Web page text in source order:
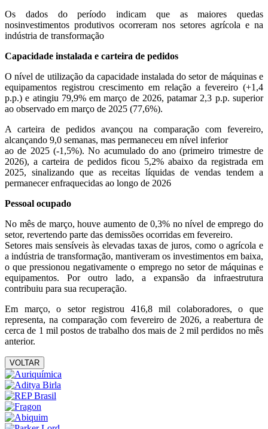
Os dados do período indicam que as maiores quedas
nosinvestimentos produtivos ocorreram nos setores agrícola e na
indústria de transformação
Capacidade instalada e carteira de pedidos
O nível de utilização da capacidade instalada do setor de máquinas e
equipamentos registrou crescimento em relação a fevereiro (+1,4
p.p.) e atingiu 79,9% em março de 2026, patamar 2,3 p.p. superior
ao observado em março de 2025 (77,6%).
A carteira de pedidos avançou na comparação com fevereiro,
alcançando 9,0 semanas, mas permaneceu em nível inferior
ao de 2025 (-1,5%). No acumulado do ano (primeiro trimestre de
2026), a carteira de pedidos ficou 5,2% abaixo da registrada em
2025, sinalizando que as receitas líquidas de vendas tendem a
permanecer enfraquecidas ao longo de 2026
Pessoal ocupado
No mês de março, houve aumento de 0,3% no nível de emprego do
setor, revertendo parte das demissões ocorridas em fevereiro.
Setores mais sensíveis às elevadas taxas de juros, como o agrícola e
a indústria de transformação, mantiveram os investimentos em baixa,
o que pressionou negativamente o emprego no setor de máquinas e
equipamentos. Por outro lado, a expansão da infraestrutura
contribuiu para sua recuperação.
Em março, o setor registrou 416,8 mil colaboradores, o que
representa, na comparação com fevereiro de 2026, a reabertura de
cerca de 1 mil postos de trabalho dos mais de 2 mil perdidos no mês
anterior.
VOLTAR